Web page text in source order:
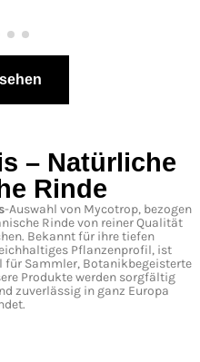
– Natürliche
Rinde
-Auswahl von Mycotrop, bezogen
Rinde von reiner Qualität
Bekannt für ihre tiefen
Pflanzenprofil, ist
Sammler, Botanikbegeisterte
Produkte werden sorgfältig
zuverlässig in ganz Europa